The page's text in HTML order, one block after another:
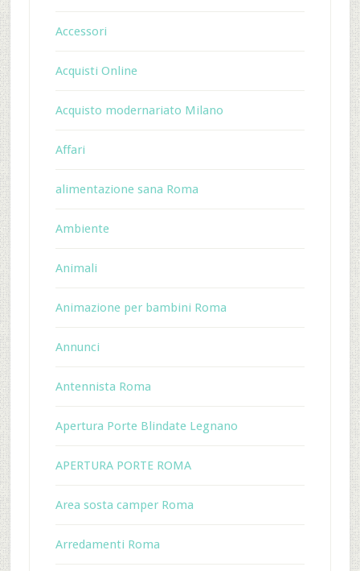
Accessori
Acquisti Online
Acquisto modernariato Milano
Affari
alimentazione sana Roma
Ambiente
Animali
Animazione per bambini Roma
Annunci
Antennista Roma
Apertura Porte Blindate Legnano
APERTURA PORTE ROMA
Area sosta camper Roma
Arredamenti Roma